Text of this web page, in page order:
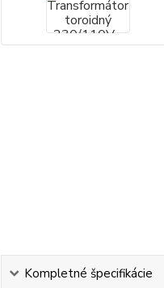
Kompletné špecifikácie